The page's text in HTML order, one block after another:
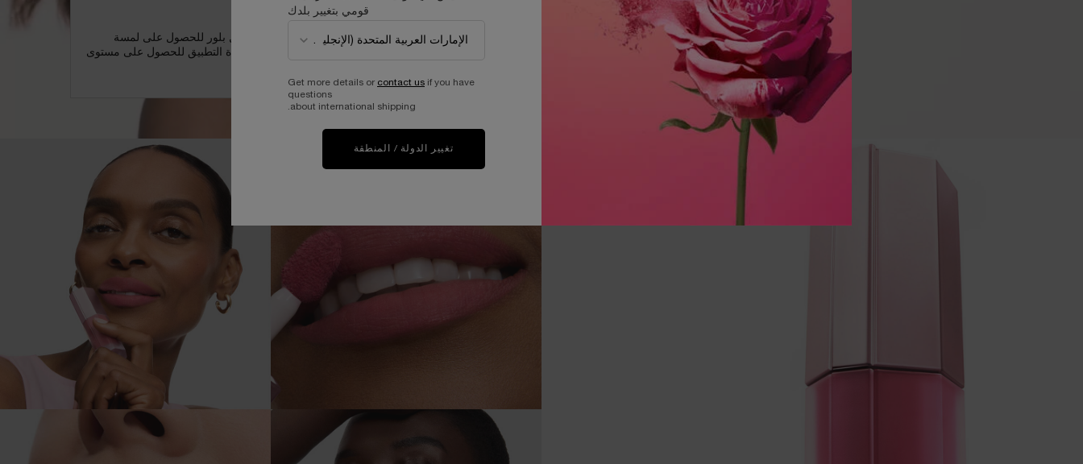
الخطوة 2
بعد ذلك، طبّقي ليب إيدول كادل بلور للحصول على لمسة
مخملية مموّهة فورًا. يمكن إعادة التطبيق للحصول على مستوى
قومي بتغيير بلدك
Get more details or contact us if you have
questions
about international shipping.
تغيير الدولة / المنطقة